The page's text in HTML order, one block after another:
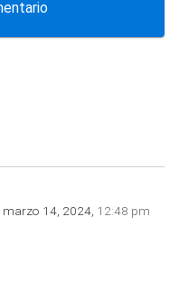
marzo 14, 2024, 12:48 pm